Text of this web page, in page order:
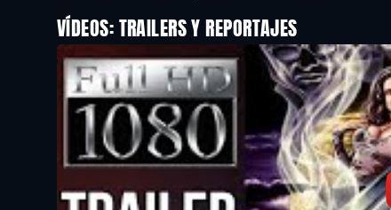
VÍDEOS: TRAILERS Y REPORTAJES